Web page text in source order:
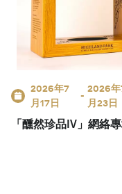
2026年7
月17日
-
2026
月23日
「醺然珍品IV」網絡